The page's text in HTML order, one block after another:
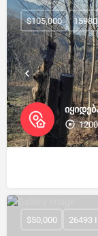
$105,000
$50,000 26493